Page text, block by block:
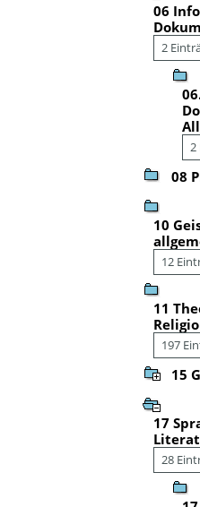
06
2
2
08
10
12
11
197
15
17
28